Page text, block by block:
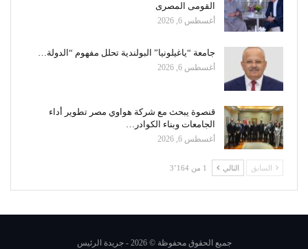
القومى المصرى
أغسطس 6, 2026
جامعة “ياغيلونيا” البولندية تحلل مفهوم “الدولة…
أغسطس 6, 2026
قنصوة يبحث مع شركة هواوي مصر تطوير أداء
الجامعات وبناء الكوادر…
أغسطس 6, 2026
السابق التالي 1 من 3٬164
جميع الحقوق محفوظة © 2026 - جريدة الرئيس